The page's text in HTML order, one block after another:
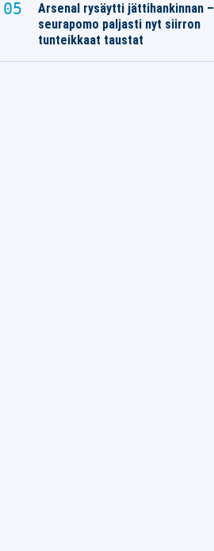
Arsenal rysäytti jättihankinnan –
seurapomo paljasti nyt siirron
tunteikkaat taustat